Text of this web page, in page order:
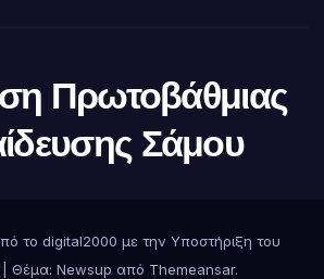
Πρωτοβάθμιας
Σάμου
το digital2000 με την Υποστήριξη του
Θέμα: Newsup από Themeansar.